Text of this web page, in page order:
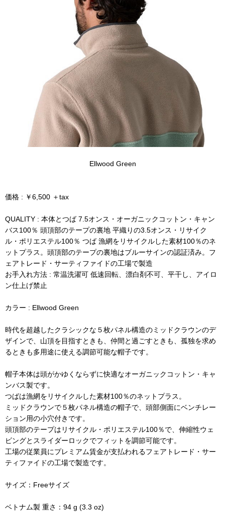
Ellwood Green
価格 : ￥6,500 ＋tax
QUALITY : 本体とつば 7.5オンス・オーガニックコットン・キャン
バス100％ 頭頂部のテープの裏地 平織りの3.5オンス・リサイク
ル・ポリエステル100％ つば 漁網をリサイクルした素材100％のネ
ットプラス。頭頂部のテープの裏地はブルーサインの認証済み。フ
ェアトレード・サーティファイドの工場で製造
お手入れ方法 : 常温洗濯可 低速回転、漂白剤不可、平干し、アイロ
ン仕上げ禁止
カラー : Ellwood Green
時代を超越したクラシックな５枚パネル構造のミッドクラウンのデ
ザインで、山頂を目指すときも、仲間と過ごすときも、孤独を求め
るときも多用途に使える調節可能な帽子です。
帽子本体は頭がかゆくならずに快適なオーガニックコットン・キャ
ンバス製です。
つばは漁網をリサイクルした素材100％のネットプラス。
ミッドクラウンで５枚パネル構造の帽子で、頭部側面にベンチレー
ション用の小穴付きです。
頭頂部のテープはリサイクル・ポリエステル100％で、伸縮性ウェ
ビングとスライダーロックでフィットを調節可能です。
工場の従業員にプレミアム賃金が支払われるフェアトレード・サー
ティファイドの工場で製造です。
サイズ：Freeサイズ
ベトナム製 重さ：94 g (3.3 oz)